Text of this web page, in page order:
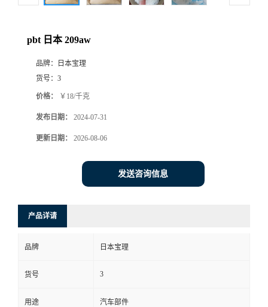
pbt 日本 209aw
品牌：
日本宝理
货号： 3
价格： ￥18/千克
发布日期： 2024-07-31
更新日期： 2026-08-06
发送咨询信息
产品详请
品牌 日本宝理
货号 3
用途 汽车部件